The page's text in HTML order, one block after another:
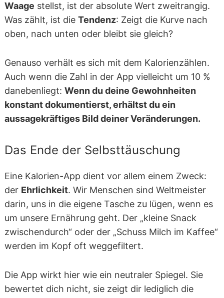
Waage stellst, ist der absolute Wert zweitrangig.
Was zählt, ist die Tendenz: Zeigt die Kurve nach
oben, nach unten oder bleibt sie gleich?
Genauso verhält es sich mit dem Kalorienzählen.
Auch wenn die Zahl in der App vielleicht um 10 %
danebenliegt: Wenn du deine Gewohnheiten
konstant dokumentierst, erhältst du ein
aussagekräftiges Bild deiner Veränderungen.
Das Ende der Selbsttäuschung
Eine Kalorien-App dient vor allem einem Zweck:
der Ehrlichkeit. Wir Menschen sind Weltmeister
darin, uns in die eigene Tasche zu lügen, wenn es
um unsere Ernährung geht. Der „kleine Snack
zwischendurch“ oder der „Schuss Milch im Kaffee“
werden im Kopf oft weggefiltert.
Die App wirkt hier wie ein neutraler Spiegel. Sie
bewertet dich nicht, sie zeigt dir lediglich die